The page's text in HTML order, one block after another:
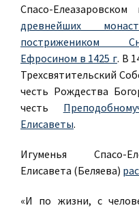
Спасо-
древнейших
пострижеником
Ефросином в 1425 г. В
Трехсвятительский
честь Рождества
честь
Елисаветы.
Игуменья Спасо-
Елисавета (Беляева)
«И по жизни, с